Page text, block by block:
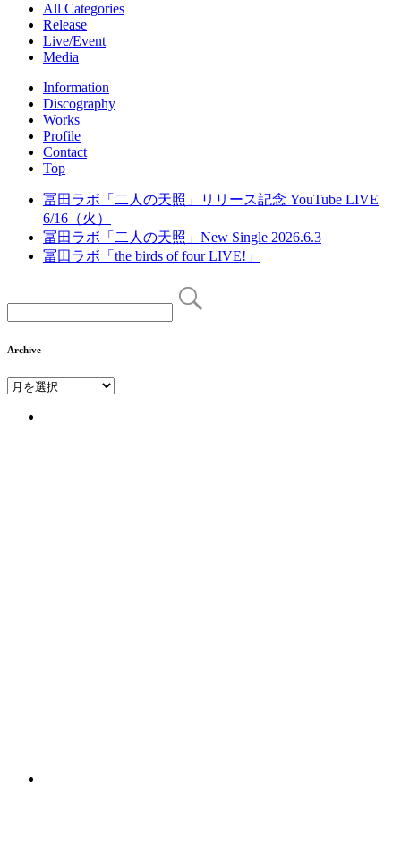
All Categories
Release
Live/Event
Media
Information
Discography
Works
Profile
Contact
Top
冨田ラボ「二人の天照」リリース記念 YouTube LIVE
6/16（火）
冨田ラボ「二人の天照」New Single 2026.6.3
冨田ラボ「the birds of four LIVE!」
Archive